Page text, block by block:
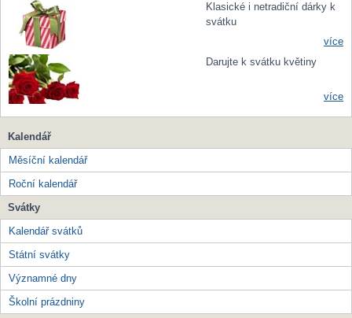
Klasické i netradiční dárky k
svátku
více
Darujte k svátku květiny
více
Kalendář
Měsíční kalendář
Roční kalendář
Svátky
Kalendář svátků
Státní svátky
Významné dny
Školní prázdniny